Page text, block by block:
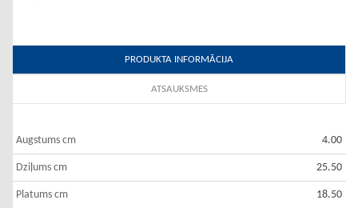
PRODUKTA INFORMĀCIJA
ATSAUKSMES
Augstums cm 4.00
Dziļums cm 25.50
Platums cm 18.50